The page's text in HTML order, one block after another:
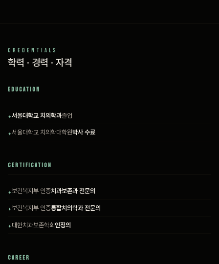
CREDENTIALS
학력 · 경력 · 자격
EDUCATION
서울대학교 치의학과졸업
서울대학교 치의학대학원박사 수료
CERTIFICATION
보건복지부 인증치과보존과 전문의
보건복지부 인증통합치의학과 전문의
대한치과보존학회인정의
CAREER